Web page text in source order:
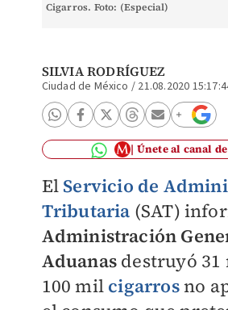
Cigarros. Foto: (Especial)
SILVIA RODRÍGUEZ
Ciudad de México / 21.08.2020
Únete al canal
El Servicio de
Tributaria (SAT)
Administración
Aduanas destruyó
100 mil cigarrosno